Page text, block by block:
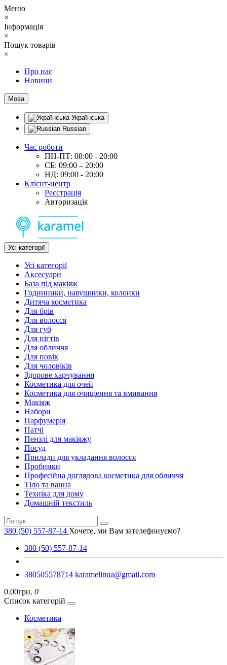
Меню
×
Інформація
×
Пошук товарів
×
Про нас
Новини
Мова
Українська
Russian
Час роботи
ПН-ПТ: 08:00 - 20:00
СБ: 09:00 – 20:00
НД: 09:00 - 20:00
Клієнт-центр
Реєстрація
Авторизація
Усі категорії
Усі категорії
Аксесуари
База під макіяж
Годинники, навушники, колонки
Дитяча косметика
Для брів
Для волосся
Для губ
Для нігтів
Для обличчя
Для повік
Для чоловіків
Здорове харчування
Косметика для очей
Косметика для очищення та вмивання
Макіяж
Набори
Парфумерія
Патчі
Пензлі для макіяжу
Посуд
Прилади для укладання волосся
Пробники
Професійна доглядова косметика для обличчя
Тіло та ванна
Техніка для дому
Домашній текстиль
380 (50) 557-87-14 Хочете, ми Вам зателефонуємо?
380 (50) 557-87-14
380505578714 karamelinua@gmail.com
0.00грн. 0
Список категорій
Косметика